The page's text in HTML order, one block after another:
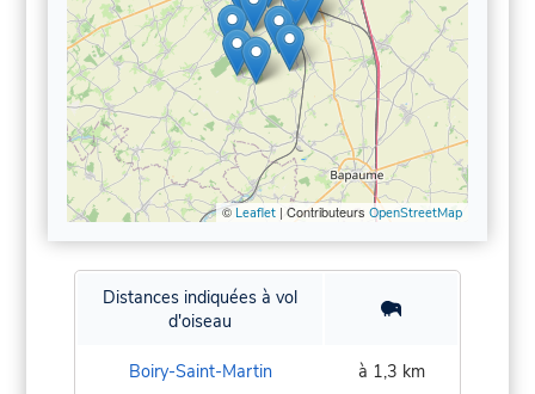
©Leaflet| Contributeurs OpenStreetMap
Distances indiquées à vol
d'oiseau
Boiry-Saint-Martin à 1,3 km